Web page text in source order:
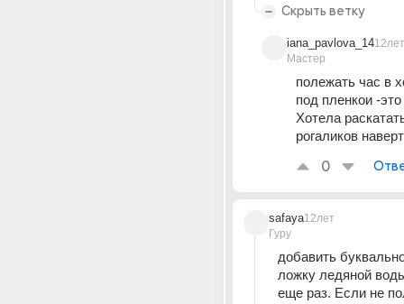
Скрыть ветку
iana_pavlova_14
Мастер
12лет
полежать час в
под пленкои -
Хотела
рогаликов
0
safaya
Гуру
12лет
добавить
ложку ледяной
еще раз. Если не